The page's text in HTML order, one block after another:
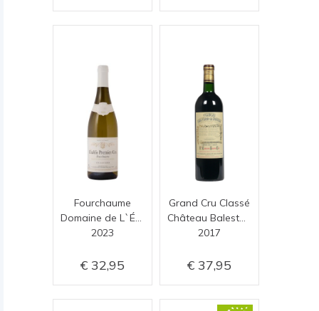
Fourchaume
2023
32,95
Grand Cru Classé
2017
37,95